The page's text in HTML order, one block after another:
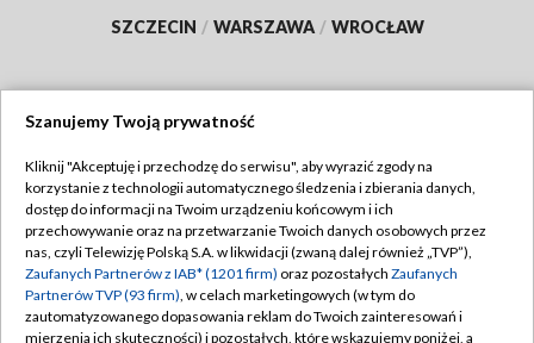
SZCZECIN / WARSZAWA / WROCŁAW
TVP
Abonament TVP
Emisja w TVP
Centrum informacji TVP
Regulamin TVP
Polityka prywatności
Moje zgody
Szanujemy Twoją prywatność
Kliknij "Akceptuję i przechodzę do serwisu", aby wyrazić zgody na
korzystanie z technologii automatycznego śledzenia i zbierania danych,
dostęp do informacji na Twoim urządzeniu końcowym i ich
przechowywanie oraz na przetwarzanie Twoich danych osobowych przez
nas, czyli Telewizję Polską S.A. w likwidacji (zwaną dalej również „TVP”),
Zaufanych Partnerów z IAB* (1201 firm) oraz pozostałych Zaufanych
Partnerów TVP (93 firm), w celach marketingowych (w tym do
zautomatyzowanego dopasowania reklam do Twoich zainteresowań i
mierzenia ich skuteczności) i pozostałych, które wskazujemy poniżej, a